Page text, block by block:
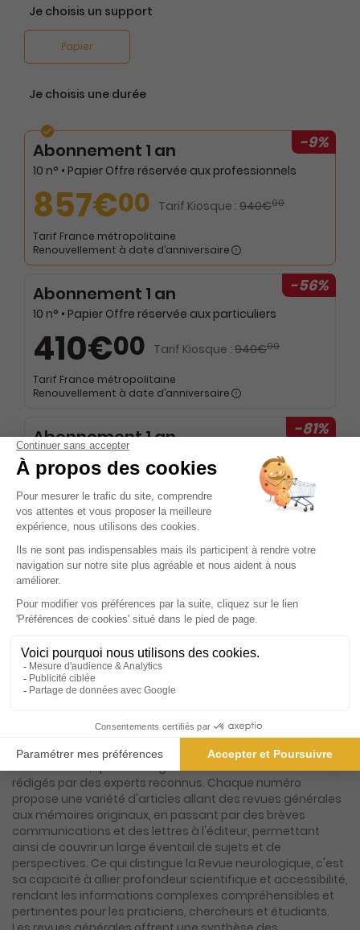
Je choisis un support
Papier
Je choisis une durée
-9%
Abonnement 1 an
10 n° • Papier Offre réservée aux professionnels
857€00 Tarif Kiosque : 940€00
Tarif France métropolitaine
Renouvellement à date d’anniversaire
-56%
Abonnement 1 an
10 n° • Papier Offre réservée aux particuliers
410€00 Tarif Kiosque : 940€00
Tarif France métropolitaine
Renouvellement à date d’anniversaire
-81%
Abonnement 1 an
10 n° • Papier Offre réservée aux étudiants
179€00 Tarif Kiosque : 00
Tarif France métropolitaine
Renouvellement à date d’anniversaire
Présentation du magazine Revue
Neurologique
La Revue neurologique est une publication incontournable
pour les professionnels de la neurologie, offrant un
plus récentes dans ce domaine médical en constante
évolution. Depuis sa création, ce magazine s'est imposé
comme une référence grâce à la qualité et à la rigueur de
ses contenus, qui sont soigneusement sélectionnés et
rédigés par des experts reconnus. Chaque numéro
propose une variété d'articles allant des revues générales
aux mémoires originaux, en passant par des brèves
communications et des lettres à l'éditeur, permettant
ainsi de couvrir un large éventail de sujets et de
perspectives. Ce qui distingue la Revue neurologique, c'est
sa capacité à allier profondeur scientifique et accessibilité,
rendant les informations complexes compréhensibles et
pertinentes pour les praticiens, chercheurs et étudiants.